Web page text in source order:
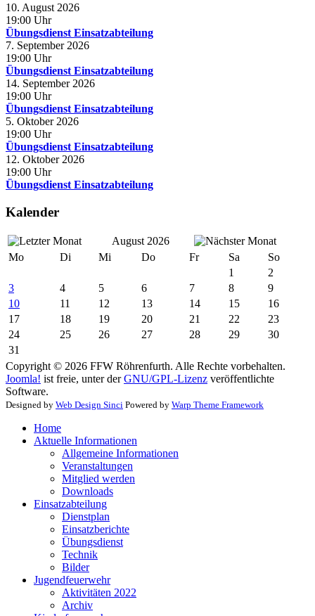
10. August 2026
19:00 Uhr
Übungsdienst Einsatzabteilung
7. September 2026
19:00 Uhr
Übungsdienst Einsatzabteilung
14. September 2026
19:00 Uhr
Übungsdienst Einsatzabteilung
5. Oktober 2026
19:00 Uhr
Übungsdienst Einsatzabteilung
12. Oktober 2026
19:00 Uhr
Übungsdienst Einsatzabteilung
Kalender
August 2026
Mo
Di Mi Do Fr Sa
So
1
2
3
4 5 6 7 8
9
10
11 12 13 14 15
16
17
18 19 20 21 22
23
24
25 26 27 28 29
30
31
Copyright © 2026 FFW Röhrenfurth. Alle Rechte vorbehalten.
Joomla! ist freie, unter derGNU/GPL-Lizenz veröffentlichte
Software.
Designed by Web Design Sinci Powered by Warp Theme Framework
Home
Aktuelle Informationen
Allgemeine Informationen
Veranstaltungen
Mitglied werden
Downloads
Einsatzabteilung
Dienstplan
Einsatzberichte
Übungsdienst
Technik
Bilder
Jugendfeuerwehr
Aktivitäten 2022
Archiv